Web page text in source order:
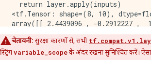
  return layer.apply(inputs)
<tf.Tensor: shape=(8, 10),
array([[ 2.4439096 , -0.2912227 ,
-0.4231838 ,  1.0458903 ,
[-0.4576063 ,  0.34942552,
0.5634397 ,  0.73821646,
चेतावनी: सुरक्षा कारणों से, सभी
स्ट्रिंगvariable_scopeके अंदर रखना सुनिश्चित करें।